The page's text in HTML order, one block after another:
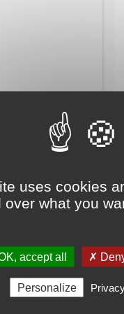
uses cookies
over what you
accept all ✗
Personalize